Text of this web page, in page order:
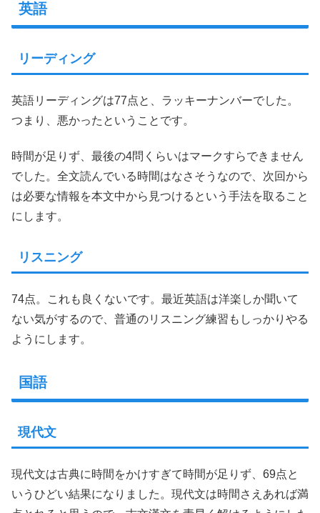
英語
リーディング
英語リーディングは77点と、ラッキーナンバーでした。
つまり、悪かったということです。
時間が足りず、最後の4問くらいはマークすらできません
でした。全文読んでいる時間はなさそうなので、次回から
は必要な情報を本文中から見つけるという手法を取ること
にします。
リスニング
74点。これも良くないです。最近英語は洋楽しか聞いて
ない気がするので、普通のリスニング練習もしっかりやる
ようにします。
国語
現代文
現代文は古典に時間をかけすぎて時間が足りず、69点と
いうひどい結果になりました。現代文は時間さえあれば満